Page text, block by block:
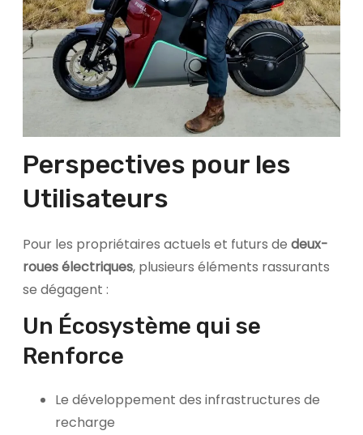
Perspectives pour les
Utilisateurs
Pour les propriétaires actuels et futurs de deux-
roues électriques, plusieurs éléments rassurants
se dégagent :
Un Écosystème qui se
Renforce
Le développement des infrastructures de
recharge